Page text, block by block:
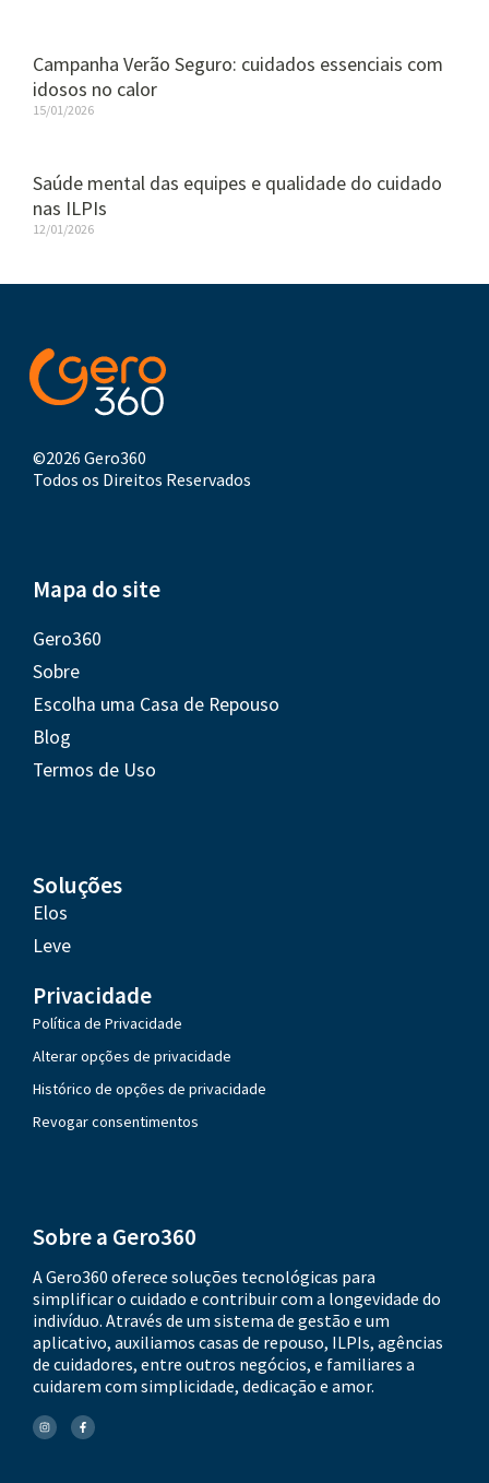
Campanha Verão Seguro: cuidados essenciais com
idosos no calor
15/01/2026
Saúde mental das equipes e qualidade do cuidado
nas ILPIs
12/01/2026
©2026 Gero360
Todos os Direitos Reservados
Mapa do site
Gero360
Sobre
Escolha uma Casa de Repouso
Blog
Termos de Uso
Soluções
Elos
Leve
Privacidade
Política de Privacidade
Alterar opções de privacidade
Histórico de opções de privacidade
Revogar consentimentos
Sobre a Gero360
A Gero360 oferece soluções tecnológicas para
simplificar o cuidado e contribuir com a longevidade do
indivíduo. Através de um sistema de gestão e um
aplicativo, auxiliamos casas de repouso, ILPIs, agências
de cuidadores, entre outros negócios, e familiares a
cuidarem com simplicidade, dedicação e amor.